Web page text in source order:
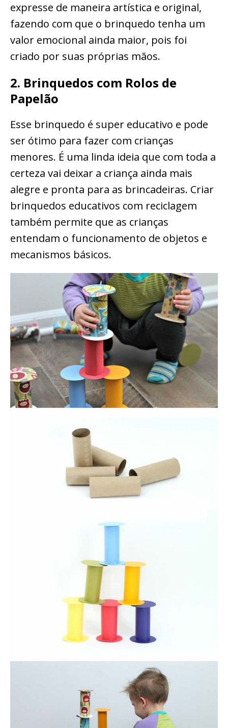
expresse de maneira artística e original,
fazendo com que o brinquedo tenha um
valor emocional ainda maior, pois foi
criado por suas próprias mãos.
2. Brinquedos com Rolos de
Papelão
Esse brinquedo é super educativo e pode
ser ótimo para fazer com crianças
menores. É uma linda ideia que com toda a
certeza vai deixar a criança ainda mais
alegre e pronta para as brincadeiras. Criar
brinquedos educativos com reciclagem
também permite que as crianças
entendam o funcionamento de objetos e
mecanismos básicos.